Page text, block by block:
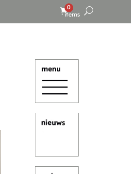
0
items